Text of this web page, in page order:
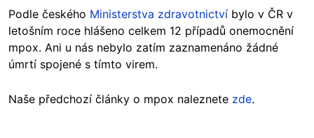
Podle českého Ministerstva zdravotnictví bylo v ČR v
letošním roce hlášeno celkem 12 případů onemocnění
mpox. Ani u nás nebylo zatím zaznamenáno žádné
úmrtí spojené s tímto virem.
Naše předchozí články o mpox naleznete zde.